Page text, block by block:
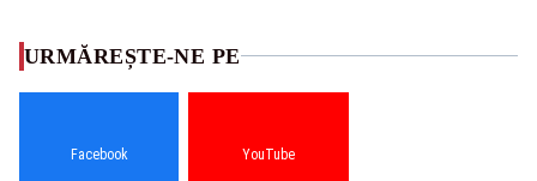
URMĂREȘTE-NE PE
Facebook YouTube